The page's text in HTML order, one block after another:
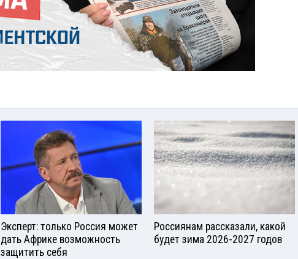
Эксперт: только Россия может
дать Африке возможность
защитить себя
Россиянам рассказали, какой
будет зима 2026-2027 годов